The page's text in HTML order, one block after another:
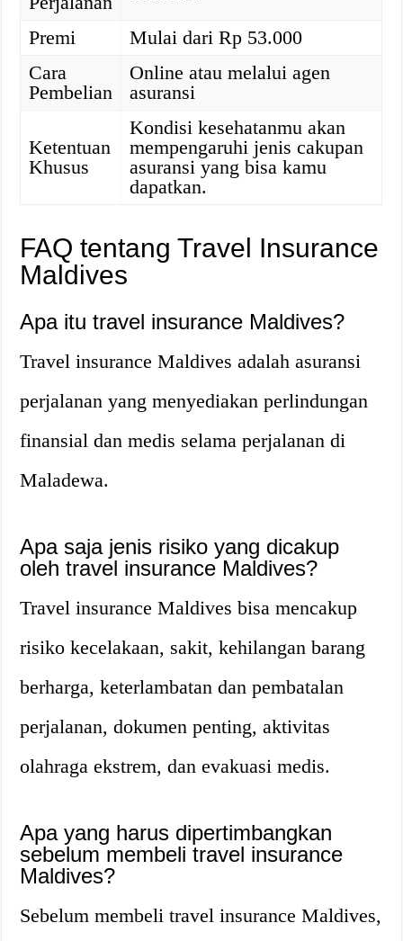
Premi
Mulai dari Rp 53.000
Cara
Pembelian
Online atau melalui agen
asuransi
Ketentuan
Khusus
Kondisi kesehatanmu akan
mempengaruhi jenis cakupan
asuransi yang bisa kamu
dapatkan.
FAQ tentang Travel Insurance
Maldives
Apa itu travel insurance Maldives?
Travel insurance Maldives adalah asuransi
perjalanan yang menyediakan perlindungan
finansial dan medis selama perjalanan di
Maladewa.
Apa saja jenis risiko yang dicakup
oleh travel insurance Maldives?
Travel insurance Maldives bisa mencakup
risiko kecelakaan, sakit, kehilangan barang
berharga, keterlambatan dan pembatalan
perjalanan, dokumen penting, aktivitas
olahraga ekstrem, dan evakuasi medis.
Apa yang harus dipertimbangkan
sebelum membeli travel insurance
Maldives?
Sebelum membeli travel insurance Maldives,